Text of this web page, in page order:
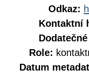
Odkaz:
Kontaktní
Role:
Datum